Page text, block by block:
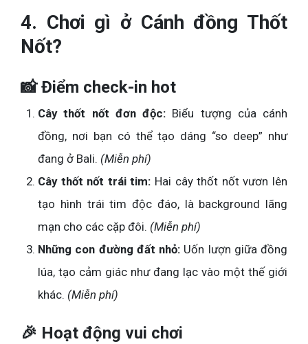
4. Chơi gì ở Cánh đồng Thốt
Nốt?
📸 Điểm check-in hot
Cây thốt nốt đơn độc: Biểu tượng của cánh
đồng, nơi bạn có thể tạo dáng “so deep” như
đang ở Bali. (Miễn phí)
Cây thốt nốt trái tim: Hai cây thốt nốt vươn lên
tạo hình trái tim độc đáo, là background lãng
mạn cho các cặp đôi. (Miễn phí)
Những con đường đất nhỏ: Uốn lượn giữa đồng
lúa, tạo cảm giác như đang lạc vào một thế giới
khác. (Miễn phí)
🎉 Hoạt động vui chơi